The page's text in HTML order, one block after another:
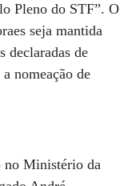
Pleno do STF”. O
seja mantida
declaradas de
nomeação de
no Ministério da